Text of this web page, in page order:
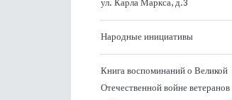
ул. Карла Маркса, д.3
Народные инициативы
Книга воспоминаний о Великой
Отечественной войне ветеранов